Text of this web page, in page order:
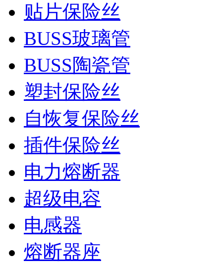
贴片保险丝
BUSS玻璃管
BUSS陶瓷管
塑封保险丝
自恢复保险丝
插件保险丝
电力熔断器
超级电容
电感器
熔断器座